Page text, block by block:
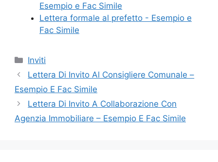
Esempio e Fac Simile
Lettera formale al prefetto - Esempio e
Fac Simile
Categorie
Inviti
Lettera Di Invito Al Consigliere Comunale –
Esempio E Fac Simile
Lettera Di Invito A Collaborazione Con
Agenzia Immobiliare – Esempio E Fac Simile